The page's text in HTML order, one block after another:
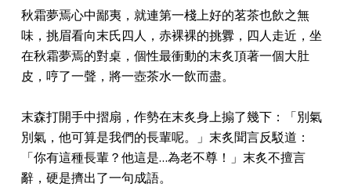
秋霜夢焉心中鄙夷，就連第一棧上好的茗茶也飲之無
味，挑眉看向末氏四人，赤裸裸的挑釁，四人走近，坐
在秋霜夢焉的對桌，個性最衝動的末炙頂著一個大肚
皮，哼了一聲，將一壺茶水一飲而盡。
末森打開手中摺扇，作勢在末炙身上搧了幾下：「別氣
別氣，他可算是我們的長輩呢。」末炙聞言反駁道：
「你有這種長輩？他這是…為老不尊！」末炙不擅言
辭，硬是擠出了一句成語。